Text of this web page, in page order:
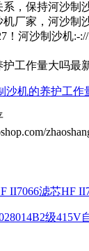
，保持河沙制
厂家，河沙制
！河沙制沙机:-
工作量大吗最
沙机的养护工作
II7066滤芯HF
级415V